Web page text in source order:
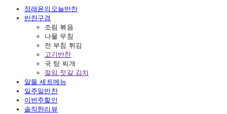
정래윤의오늘반찬
반찬구경
조림 볶음
나물 무침
전 부침 튀김
고기반찬
국 탕 찌개
절임 젓갈 김치
알뜰 세트메뉴
일주일반찬
이번주할인
솔직한리뷰